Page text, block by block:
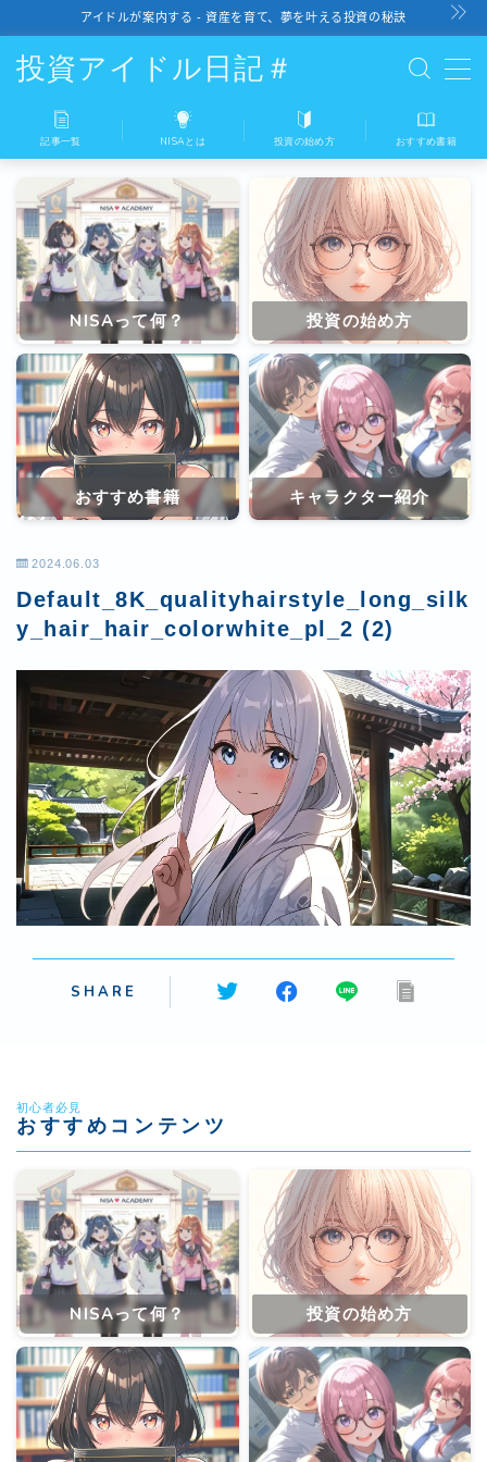
アイドルが案内する - 資産を育て、夢を叶える投資の秘訣
投資アイドル日記＃
記事一覧
NISAとは
投資の始め方
おすすめ書籍
記事一覧 NISAとは 投資の始め方 おすすめ書籍
NISAって何？ 投資の始め方
おすすめ書籍 キャラクター紹介
2024.06.03
Default_8K_qualityhairstyle_long_silk
y_hair_hair_colorwhite_pl_2 (2)
SHARE
初心者必見
おすすめコンテンツ
NISAって何？ 投資の始め方